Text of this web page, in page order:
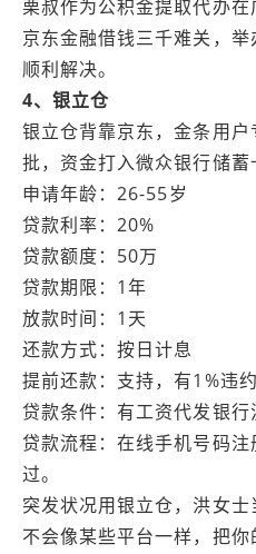
栗叔作为公积金提取代办
京东金融借钱三千难关，
顺利解决。
4、银立仓
银立仓背靠京东，金条用
批，资金打入微众银行储蓄
申请年龄：26-55岁
贷款利率：20%
贷款额度：50万
贷款期限：1年
放款时间：1天
还款方式：按日计息
提前还款：支持，有1%违
贷款条件：有工资代发银行
贷款流程：在线手机号码
过。
突发状况用银立仓，洪女
不会像某些平台一样，把